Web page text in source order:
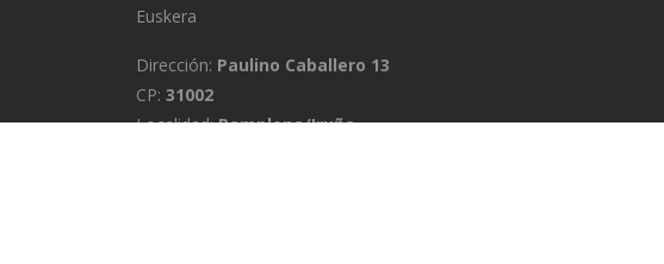
Euskera
Dirección: Paulino Caballero 13
CP: 31002
Localidad:Pamplona/Iruña